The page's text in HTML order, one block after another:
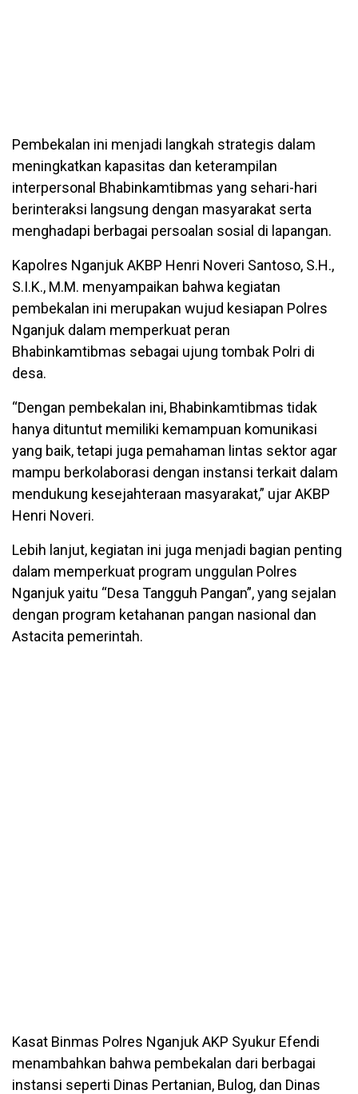
Pembekalan ini menjadi langkah strategis dalam
meningkatkan kapasitas dan keterampilan
interpersonal Bhabinkamtibmas yang sehari-hari
berinteraksi langsung dengan masyarakat serta
menghadapi berbagai persoalan sosial di lapangan.
Kapolres Nganjuk AKBP Henri Noveri Santoso, S.H.,
S.I.K., M.M. menyampaikan bahwa kegiatan
pembekalan ini merupakan wujud kesiapan Polres
Nganjuk dalam memperkuat peran
Bhabinkamtibmas sebagai ujung tombak Polri di
desa.
“Dengan pembekalan ini, Bhabinkamtibmas tidak
hanya dituntut memiliki kemampuan komunikasi
yang baik, tetapi juga pemahaman lintas sektor agar
mampu berkolaborasi dengan instansi terkait dalam
mendukung kesejahteraan masyarakat,” ujar AKBP
Henri Noveri.
Lebih lanjut, kegiatan ini juga menjadi bagian penting
dalam memperkuat program unggulan Polres
Nganjuk yaitu “Desa Tangguh Pangan”, yang sejalan
dengan program ketahanan pangan nasional dan
Astacita pemerintah.
Kasat Binmas Polres Nganjuk AKP Syukur Efendi
menambahkan bahwa pembekalan dari berbagai
instansi seperti Dinas Pertanian, Bulog, dan Dinas